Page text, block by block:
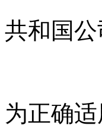
共和国
为正确